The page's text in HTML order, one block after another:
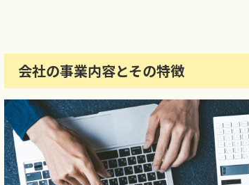
会社の事業内容とその特徴